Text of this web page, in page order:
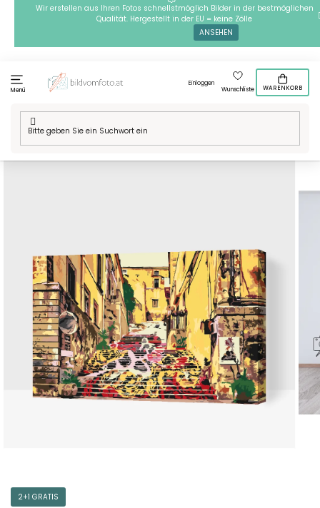
springen
Wir erstellen aus Ihren Fotos schnellstmöglich Bilder in der bestmöglichen
Qualität. Hergestellt in der EU = keine Zölle
ANSEHEN
Menü
Einloggen
Wunschliste
WARENKORB
Startseite
/ Technik / Malen nach Zahlen / Malen nach Zahlen -
Sizilianische Treppe
2+1 GRATIS